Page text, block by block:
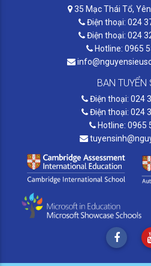
35 Mạc Thái Tổ, Yên
Điện thoại: 024
Điện thoại: 024
Hotline: 0965
BAN TUYỂN
Điện thoại: 024
Điện thoại: 024
Hotline: 0965